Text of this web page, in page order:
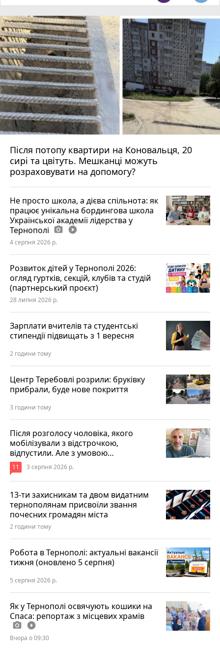
Після потопу квартири на Коновальця, 20
сирі та цвітуть. Мешканці можуть
розраховувати на допомогу?
Не просто школа, а дієва спільнота: як
працює унікальна бордингова школа
Української академії лідерства у
Тернополі photo_camera play_circle_filled
4 серпня 2026 р.
Розвиток дітей у Тернополі 2026:
огляд гуртків, секцій, клубів та студій
(партнерський проєкт)
28 липня 2026 р.
Зарплати вчителів та студентські
стипендії підвищать з 1 вересня
2 години тому
Центр Теребовлі розрили: бруківку
прибрали, буде нове покриття
3 години тому
Після розголосу чоловіка, якого
мобілізували з відстрочкою,
відпустили. Але з умовою…
11 3 серпня 2026 р.
13-ти захисникам та двом видатним
тернополянам присвоїли звання
почесних громадян міста
2 години тому
Робота в Тернополі: актуальні вакансії
тижня (оновлено 5 серпня)
5 серпня 2026 р.
Як у Тернополі освячують кошики на
Спаса: репортаж з місцевих храмів
photo_camera play_circle_filled
Вчора о 09:30